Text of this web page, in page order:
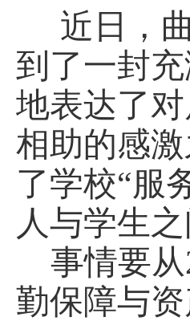
近日，曲
到了一封
地表达了
相助的感
了学校“服
人与学生
事情要从
勤保障与